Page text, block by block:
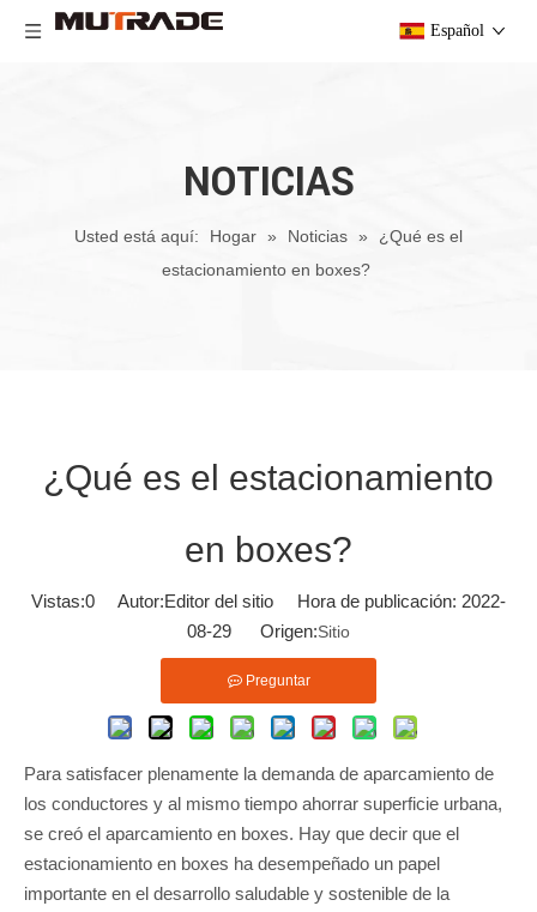
Español
NOTICIAS
Usted está aquí: Hogar » Noticias »
¿Qué es el
estacionamiento en boxes?
¿Qué es el estacionamiento
en boxes?
Vistas:0 Autor:Editor del sitio Hora de publicación: 2022-
08-29 Origen:Sitio
Preguntar
Para satisfacer plenamente la demanda de aparcamiento de
los conductores y al mismo tiempo ahorrar superficie urbana,
se creó el aparcamiento en boxes. Hay que decir que el
estacionamiento en boxes ha desempeñado un papel
importante en el desarrollo saludable y sostenible de la